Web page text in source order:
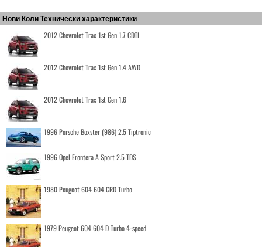
Нови Коли Технически характеристики
2012 Chevrolet Trax 1st Gen 1.7 CDTI
2012 Chevrolet Trax 1st Gen 1.4 AWD
2012 Chevrolet Trax 1st Gen 1.6
1996 Porsche Boxster (986) 2.5 Tiptronic
1996 Opel Frontera A Sport 2.5 TDS
1980 Peugeot 604 604 GRD Turbo
1979 Peugeot 604 604 D Turbo 4-speed